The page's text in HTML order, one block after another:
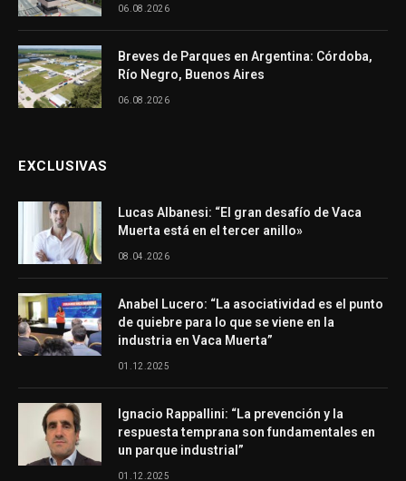
06.08.2026
Breves de Parques en Argentina: Córdoba,
Río Negro, Buenos Aires
06.08.2026
EXCLUSIVAS
Lucas Albanesi: “El gran desafío de Vaca
Muerta está en el tercer anillo»
08.04.2026
Anabel Lucero: “La asociatividad es el punto
de quiebre para lo que se viene en la
industria en Vaca Muerta”
01.12.2025
Ignacio Rappallini: “La prevención y la
respuesta temprana son fundamentales en
un parque industrial”
01.12.2025